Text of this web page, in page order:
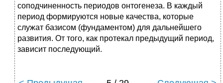
соподчиненность периодов онтогенеза. В каждый
период формируются новые качества, которые
служат базисом (фундаментом) для дальнейшего
развития. От того, как протекал предыдущий период,
зависит последующий.